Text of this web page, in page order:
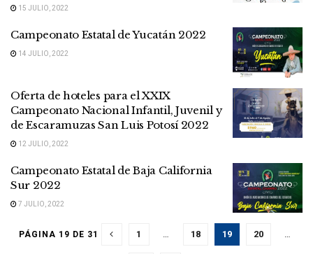
15 JULIO, 2022
Campeonato Estatal de Yucatán 2022
14 JULIO, 2022
Oferta de hoteles para el XXIX
Campeonato Nacional Infantil, Juvenil y
de Escaramuzas San Luis Potosí 2022
12 JULIO, 2022
Campeonato Estatal de Baja California
Sur 2022
7 JULIO, 2022
PÁGINA 19 DE 31 1 … 18 19 20 …